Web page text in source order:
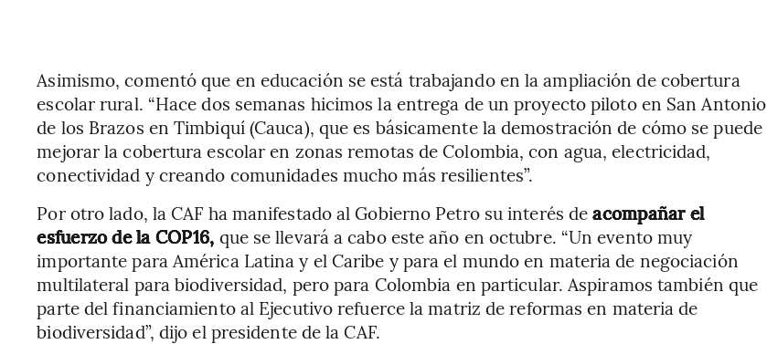
Asimismo, comentó que en educación se está trabajando en la ampliación de cobertura
escolar rural. “Hace dos semanas hicimos la entrega de un proyecto piloto en San Antonio
de los Brazos en Timbiquí (Cauca), que es básicamente la demostración de cómo se puede
mejorar la cobertura escolar en zonas remotas de Colombia, con agua, electricidad,
conectividad y creando comunidades mucho más resilientes”.
Por otro lado, la CAF ha manifestado al Gobierno Petro su interés deacompañar el
esfuerzo de la COP16, que se llevará a cabo este año en octubre. “Un evento muy
importante para América Latina y el Caribe y para el mundo en materia de negociación
multilateral para biodiversidad, pero para Colombia en particular. Aspiramos también que
parte del financiamiento al Ejecutivo refuerce la matriz de reformas en materia de
biodiversidad”, dijo el presidente de la CAF.